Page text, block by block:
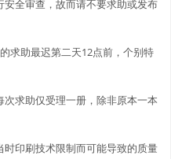
全审查，故而请不要求助或发布
求助最迟第二天12点前，个别特
求助仅受理一册，除非原本一本
印刷技术限制而可能导致的质量